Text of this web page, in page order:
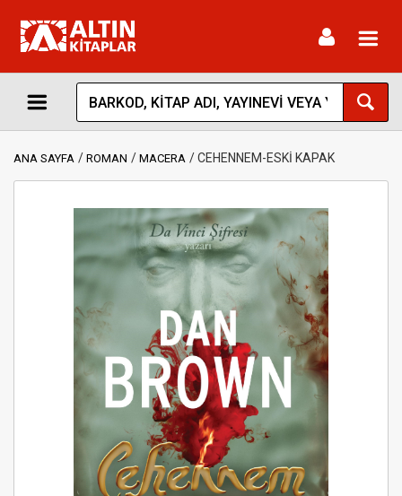
ANA SAYFA ROMAN MACERA CEHENNEM-ESKİ KAPAK